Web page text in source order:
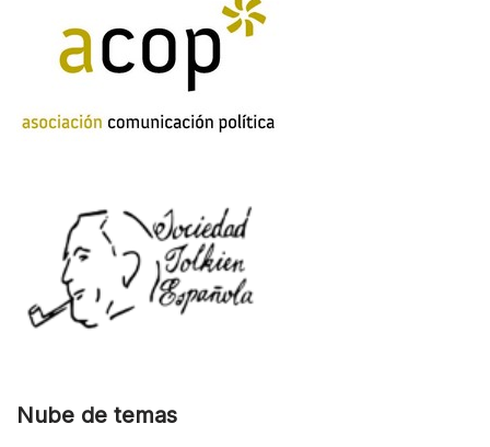
Nube de temas